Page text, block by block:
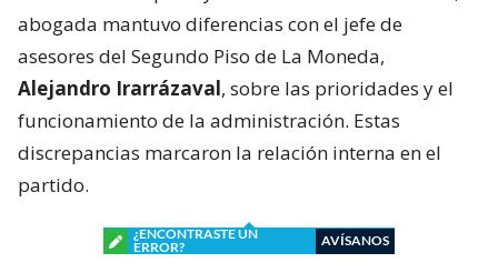
abogada mantuvo diferencias con el jefe de
asesores del Segundo Piso de La Moneda,
Alejandro Irarrázaval, sobre las prioridades y el
funcionamiento de la administración. Estas
discrepancias marcaron la relación interna en el
partido.
¿ENCONTRASTE UN
ERROR?
AVÍSANOS